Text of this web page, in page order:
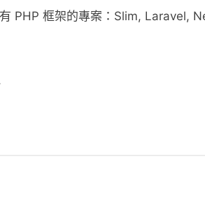
PHP 框架的專案：Slim, Laravel,